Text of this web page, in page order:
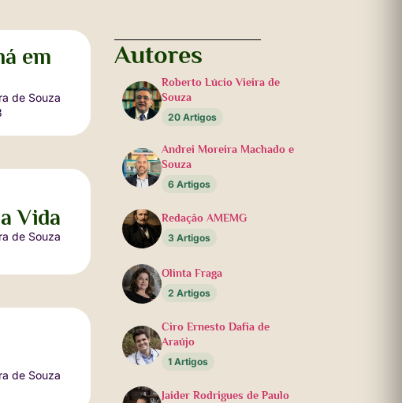
em
de Souza
Vida
de Souza
de Souza
Autores
Roberto Lúcio Vieira de
Souza
20 Artigos
Andrei Moreira Machado e
Souza
6 Artigos
Redação AMEMG
3 Artigos
Olinta Fraga
2 Artigos
Ciro Ernesto Dafia de
Araújo
1 Artigos
Jaider Rodrigues de Paulo